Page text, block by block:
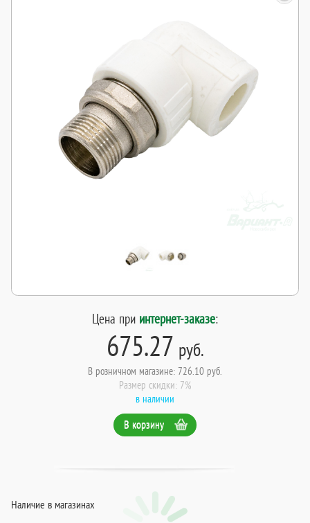
Цена при интернет-заказе:
675.27 руб.
В розничном магазине: 726.10 руб.
Размер скидки: 7%
в наличии
В корзину
Наличие в магазинах